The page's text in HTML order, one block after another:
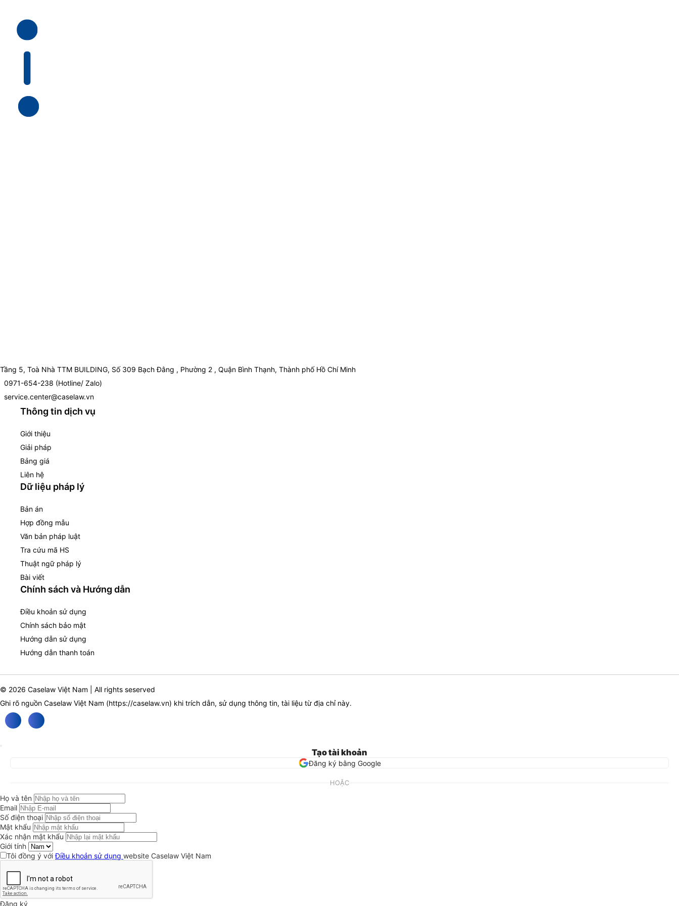
Tầng 5, Toà Nhà TTM BUILDING, Số 309 Bạch Đằng , Phường 2 , Quận Bình Thạnh, Thành phố Hồ Chí Minh
0971-654-238 (Hotline/ Zalo)
service.center@caselaw.vn
Thông tin dịch vụ
Giới thiệu
Giải pháp
Bảng giá
Liên hệ
Dữ liệu pháp lý
Bản án
Hợp đồng mẫu
Văn bản pháp luật
Tra cứu mã HS
Thuật ngữ pháp lý
Bài viết
Chính sách và Hướng dẫn
Điều khoản sử dụng
Chính sách bảo mật
Hướng dẫn sử dụng
Hướng dẫn thanh toán
© 2026 Caselaw Việt Nam | All rights seserved
Ghi rõ nguồn Caselaw Việt Nam (https://caselaw.vn) khi trích dẫn, sử dụng thông tin, tài liệu từ địa chỉ này.
Tạo tài khoản
Đăng ký bằng Google
HOẶC
Họ và tên
Email
Số điện thoại
Mật khẩu
Xác nhận mật khẩu
Giới tính
Tôi đồng ý vớiĐiều khoản sử dụng website Caselaw Việt Nam
Đăng ký